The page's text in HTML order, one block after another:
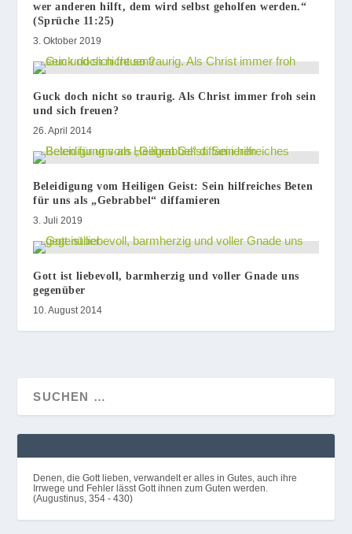
wer anderen hilft, dem wird selbst geholfen werden.“
(Sprüche 11:25)
3. Oktober 2019
Guck doch nicht so traurig. Als Christ immer froh sein
und sich freuen?
26. April 2014
Beleidigung vom Heiligen Geist: Sein hilfreiches Beten
für uns als „Gebrabbel“ diffamieren
3. Juli 2019
Gott ist liebevoll, barmherzig und voller Gnade uns
gegenüber
10. August 2014
Denen, die Gott lieben, verwandelt er alles in Gutes, auch ihre
Irrwege und Fehler lässt Gott ihnen zum Guten werden.
(Augustinus, 354 - 430)